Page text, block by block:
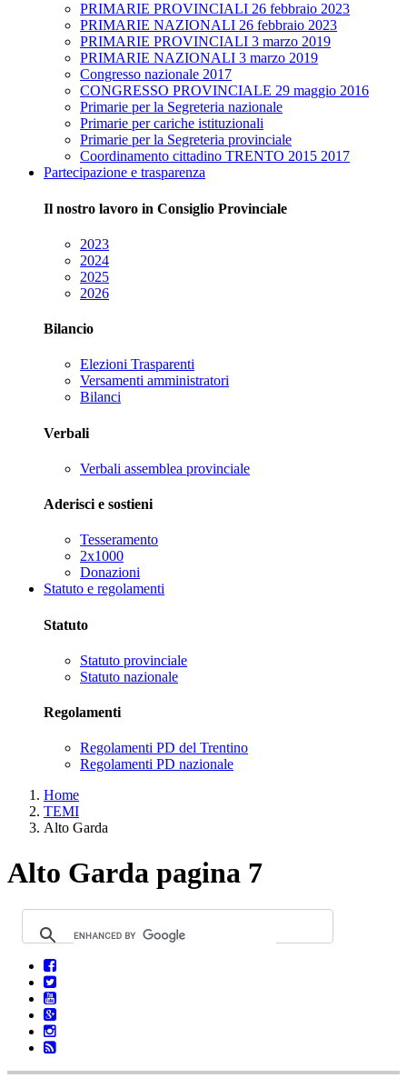
PRIMARIE PROVINCIALI 26 febbraio 2023
PRIMARIE NAZIONALI 26 febbraio 2023
PRIMARIE PROVINCIALI 3 marzo 2019
PRIMARIE NAZIONALI 3 marzo 2019
Congresso nazionale 2017
CONGRESSO PROVINCIALE 29 maggio 2016
Primarie per la Segreteria nazionale
Primarie per cariche istituzionali
Primarie per la Segreteria provinciale
Coordinamento cittadino TRENTO 2015 2017
Partecipazione e trasparenza
Il nostro lavoro in Consiglio Provinciale
2023
2024
2025
2026
Bilancio
Elezioni Trasparenti
Versamenti amministratori
Bilanci
Verbali
Verbali assemblea provinciale
Aderisci e sostieni
Tesseramento
2x1000
Donazioni
Statuto e regolamenti
Statuto
Statuto provinciale
Statuto nazionale
Regolamenti
Regolamenti PD del Trentino
Regolamenti PD nazionale
Home
TEMI
Alto Garda
Alto Garda pagina 7